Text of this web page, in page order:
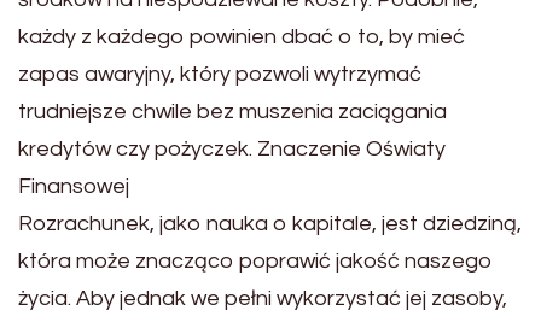
każdy z każdego powinien dbać o to, by mieć
zapas awaryjny, który pozwoli wytrzymać
trudniejsze chwile bez muszenia zaciągania
kredytów czy pożyczek. Znaczenie Oświaty
Finansowej
Rozrachunek, jako nauka o kapitale, jest dziedziną,
która może znacząco poprawić jakość naszego
życia. Aby jednak we pełni wykorzystać jej zasoby,